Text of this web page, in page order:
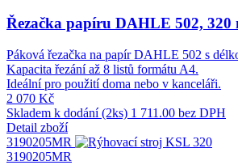
Řezačka papíru DAHLE 502, 320
Páková řezačka na papír DAHLE 502 s
Kapacita řezání až 8 listů formátu A4.
Ideální pro použití doma nebo v kanceláři.
2 070 Kč
Skladem k dodání (2ks) 1 711.00 bez DPH
Detail zboží
3190205MR
3190205MR